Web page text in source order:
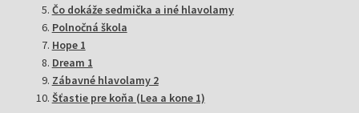
Čo dokáže sedmička a iné hlavolamy
Polnočná škola
Hope 1
Dream 1
Zábavné hlavolamy 2
Šťastie pre koňa (Lea a kone 1)